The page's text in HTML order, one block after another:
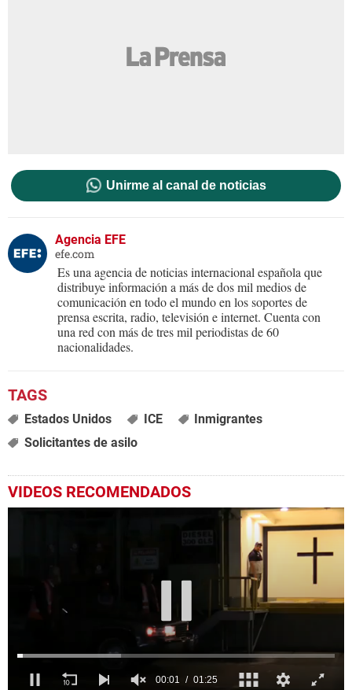
Unirme al canal de noticias
Agencia EFE
efe.com
Es una agencia de noticias internacional española que
distribuye información a más de dos mil medios de
comunicación en todo el mundo en los soportes de
prensa escrita, radio, televisión e internet. Cuenta con
una red con más de tres mil periodistas de 60
nacionalidades.
Estados Unidos ICE
Inmigrantes
Solicitantes de asilo
VIDEOS RECOMENDADOS